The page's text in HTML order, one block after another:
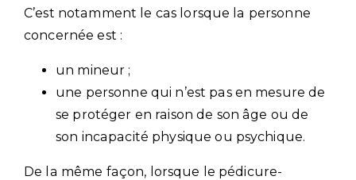
C’est notamment le cas lorsque la personne
concernée est :
un mineur ;
une personne qui n’est pas en mesure de
se protéger en raison de son âge ou de
son incapacité physique ou psychique.
De la même façon, lorsque le pédicure-